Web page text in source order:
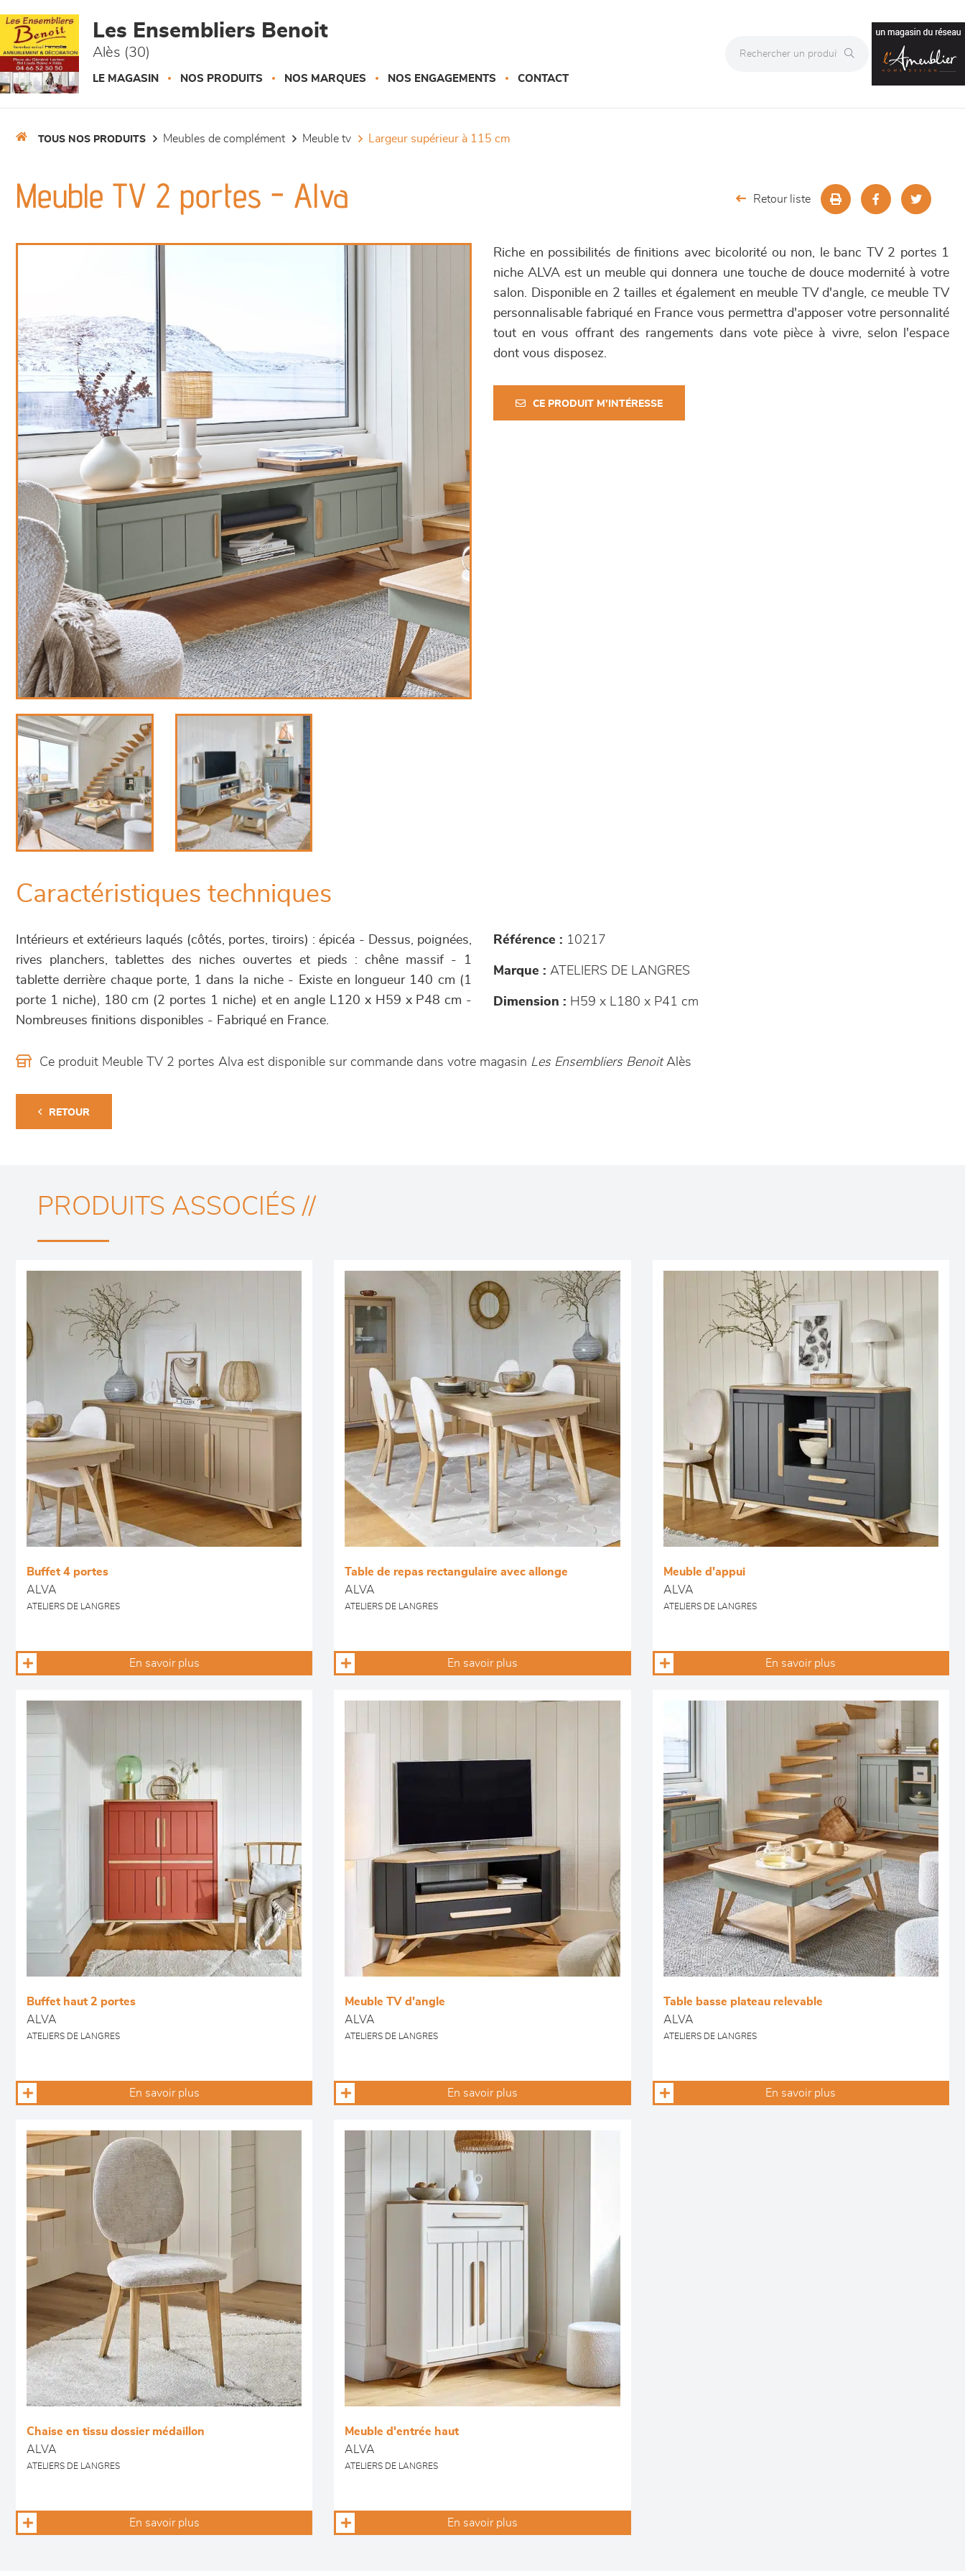
Les Ensembliers Benoit
Alès (30)
LE MAGASIN NOS PRODUITS NOS MARQUES NOS ENGAGEMENTS CONTACT
TOUS NOS PRODUITS meubles de complément meuble tv largeur supérieur à 115 cm
Meuble TV 2 portes - Alva Retour liste
Riche en possibilités de finitions avec bicolorité ou non, le banc TV 2 portes 1
niche ALVA est un meuble qui donnera une touche de douce modernité à votre
salon. Disponible en 2 tailles et également en meuble TV d'angle, ce meuble TV
personnalisable fabriqué en France vous permettra d'apposer votre personnalité
tout en vous offrant des rangements dans vote pièce à vivre, selon l'espace
dont vous disposez.
CE PRODUIT M'INTÉRESSE
Caractéristiques techniques
Intérieurs et extérieurs laqués (côtés, portes, tiroirs) : épicéa - Dessus, poignées,
rives planchers, tablettes des niches ouvertes et pieds : chêne massif - 1
tablette derrière chaque porte, 1 dans la niche - Existe en longueur 140 cm (1
porte 1 niche), 180 cm (2 portes 1 niche) et en angle L120 x H59 x P48 cm -
Nombreuses finitions disponibles - Fabriqué en France.
Référence : 10217
Marque : ATELIERS DE LANGRES
Dimension : H59 x L180 x P41 cm
Ce produit Meuble TV 2 portes Alva est disponible sur commande dans votre magasin Les Ensembliers BenoitAlès
RETOUR
PRODUITS ASSOCIÉS //
Buffet 4 portes
ALVA
ATELIERS DE LANGRES
En savoir plus
Table de repas rectangulaire avec allonge
ALVA
ATELIERS DE LANGRES
En savoir plus
Meuble d'appui
ALVA
ATELIERS DE LANGRES
En savoir plus
Buffet haut 2 portes
ALVA
ATELIERS DE LANGRES
En savoir plus
Meuble TV d'angle
ALVA
ATELIERS DE LANGRES
En savoir plus
Table basse plateau relevable
ALVA
ATELIERS DE LANGRES
En savoir plus
Chaise en tissu dossier médaillon
ALVA
ATELIERS DE LANGRES
En savoir plus
Meuble d'entrée haut
ALVA
ATELIERS DE LANGRES
En savoir plus